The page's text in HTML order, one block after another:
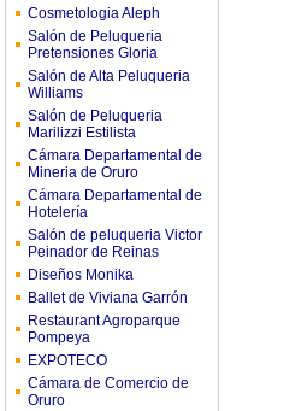
Cosmetologia Aleph
Salón de Peluqueria
Pretensiones Gloria
Salón de Alta Peluqueria
Williams
Salón de Peluqueria
Marilizzi Estilista
Cámara Departamental de
Mineria de Oruro
Cámara Departamental de
Hotelería
Salón de peluqueria Victor
Peinador de Reinas
Diseños Monika
Ballet de Viviana Garrón
Restaurant Agroparque
Pompeya
EXPOTECO
Cámara de Comercio de
Oruro